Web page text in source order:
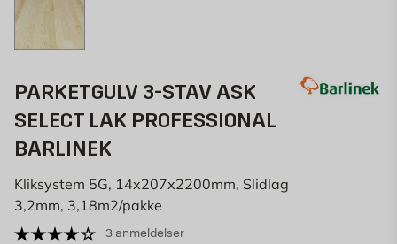
PARKETGULV 3-STAV ASK
SELECT LAK PROFESSIONAL
BARLINEK
Kliksystem 5G, 14x207x2200mm, Slidlag
3,2mm, 3,18m2/pakke
3 anmeldelser